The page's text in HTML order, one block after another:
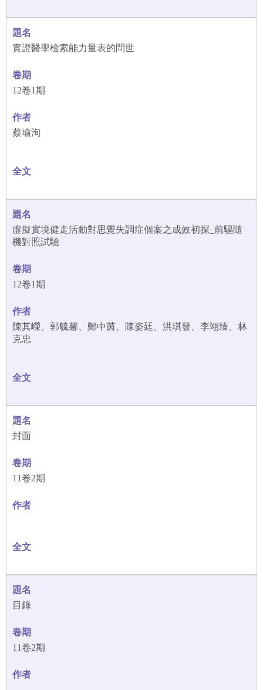
實證醫學檢索能力量表的問世
12卷1期
蔡瑜洵
虛擬實境健走活動對思覺失調症個案之成效初探_前驅隨
機對照試驗
12卷1期
陳其嶸、郭毓馨、鄭中茵、陳姿廷、洪琪發、李翊臻、林
克忠
封面
11卷2期
目錄
11卷2期